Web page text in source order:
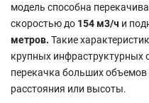
модель способна
скоростью до 154 м3/ч и
метров. Такие
крупных инфраструктурных
перекачка больших
расстояния или высоты.